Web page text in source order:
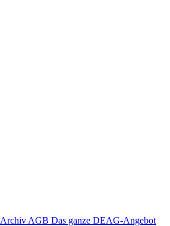
Archiv AGB Das ganze DEAG-Angebot